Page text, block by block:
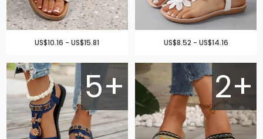
US$10.16 - US$15.81 US$8.52 - US$14.16
5+ 2+